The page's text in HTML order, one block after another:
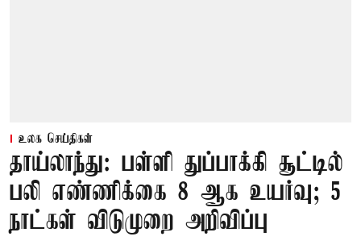
உலக செய்திகள்
தாய்லாந்து: பள்ளி துப்பாக்கி சூட்டில்
பலி எண்ணிக்கை 8 ஆக உயர்வு; 5
நாட்கள் விடுமுறை அறிவிப்பு